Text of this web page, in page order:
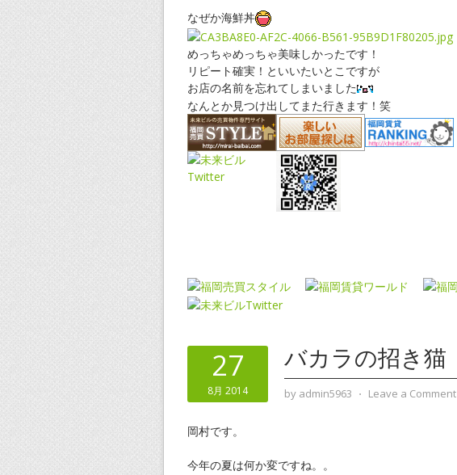
なぜか海鮮丼
めっちゃめっちゃ美味しかったです！
リピート確実！といいたいとこですが
お店の名前を忘れてしまいました
なんとか見つけ出してまた行きます！笑
27
8月 2014
バカラの招き猫
by admin5963 ⋅ Leave a Comment
岡村です。
今年の夏は何か変ですね。。